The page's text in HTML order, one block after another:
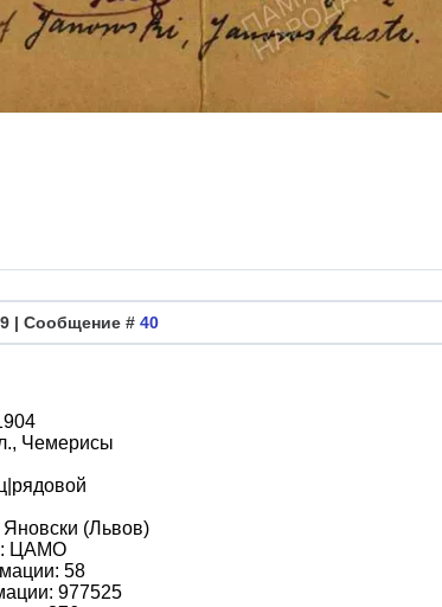
| Сообщение # 40
Чемерисы
(Львов)
ЦАМО
58
977525